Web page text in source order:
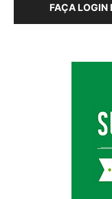
FAÇA LOGIN